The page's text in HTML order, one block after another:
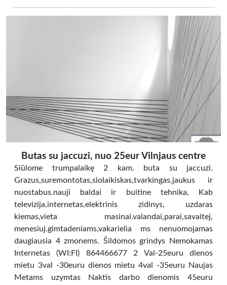
Butas su jaccuzi, nuo 25eur Vilnjaus centre
Siūlome trumpalaikę 2 kam. buta su jaccuzi.
Grazus,suremontotas,siolaikiskas,tvarkingas,jaukus ir
nuostabus.nauji baldai ir buitine tehnika, Kab
televizija,internetas,elektrinis zidinys, uzdaras
kiemas,vieta masinai.valandai,parai,savaitej,
menesiuj.gimtadeniams,vakarielia ms nenuomojamas
daugiausia 4 zmonems. Šildomos grindys Nemokamas
Internetas (WI:FI) 864466677 2 Val-25euru dienos
mietu 3val -30euru dienos mietu 4val -35euru Naujas
Metams uzymtas Naktis darbo dienomis 45euru